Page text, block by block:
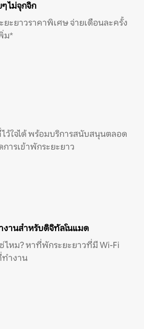
ไม่จุกจิก
ะยาวราคาพิเศษ จ่ายเดือนละครั้ง
ม*
ว้ใจได้ พร้อมบริการสนับสนุนตลอด
ารเข้าพักระยะยาว
านสำหรับดิจิทัลโนแมด
ไหม? หาที่พักระยะยาวที่มี Wi-Fi
ทำงาน